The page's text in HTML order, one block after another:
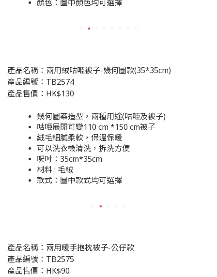
顏色：圖中顏色均可選擇
產品名稱：兩用絨咕𠱸被子-幾何圖款(35*35cm)
產品編號：TB2574
產品售價：HK$130
幾何圖案造型，兩種用途(咕𠱸及被子)
咕𠱸展開可變110 cm *150 cm被子
絨毛細膩柔軟，保溫保暖
可以洗衣機清洗，拆洗方便
呎吋：35cm*35cm
材料 : 毛絨
款式：圖中款式均可選擇
產品名稱：兩用暖手抱枕被子-公仔款
產品編號：TB2575
產品售價：HK$90